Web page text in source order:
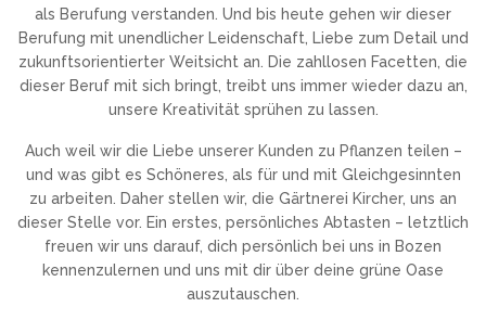
als Berufung verstanden. Und bis heute gehen wir dieser
Berufung mit unendlicher Leidenschaft, Liebe zum Detail und
zukunftsorientierter Weitsicht an. Die zahllosen Facetten, die
dieser Beruf mit sich bringt, treibt uns immer wieder dazu an,
unsere Kreativität sprühen zu lassen.
Auch weil wir die Liebe unserer Kunden zu Pflanzen teilen –
und was gibt es Schöneres, als für und mit Gleichgesinnten
zu arbeiten. Daher stellen wir, die Gärtnerei Kircher, uns an
dieser Stelle vor. Ein erstes, persönliches Abtasten – letztlich
freuen wir uns darauf, dich persönlich bei uns in Bozen
kennenzulernen und uns mit dir über deine grüne Oase
auszutauschen.